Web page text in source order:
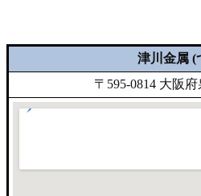
津川金属 (
〒595-0814 大阪